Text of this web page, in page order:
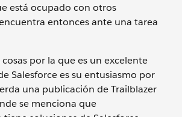
está ocupado con otros
entonces ante una tarea
cosas por la que es un excelente
Salesforce es su entusiasmo por
una publicación de Trailblazer
se menciona que